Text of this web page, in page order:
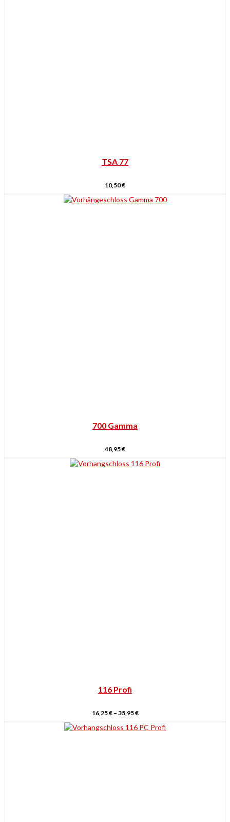
TSA 77
10,50€
700 Gamma
48,95€
116 Profi
16,25€– 35,95€